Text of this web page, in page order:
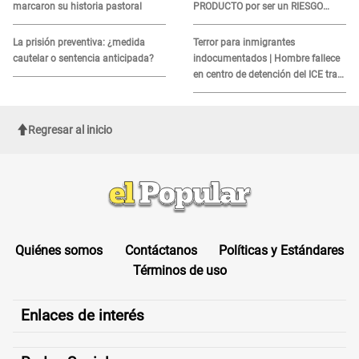
marcaron su historia pastoral
La prisión preventiva: ¿medida
cautelar o sentencia anticipada?
PRODUCTO por ser un RIESGO
MORTAL para consumidores: ¿Cuál
es?
Terror para inmigrantes
indocumentados | Hombre fallece
en centro de detención del ICE tras
sufrir una "emergencia médica"
Regresar al inicio
Quiénes somos Contáctanos
Políticas y Estándares
Términos de uso
Enlaces de interés